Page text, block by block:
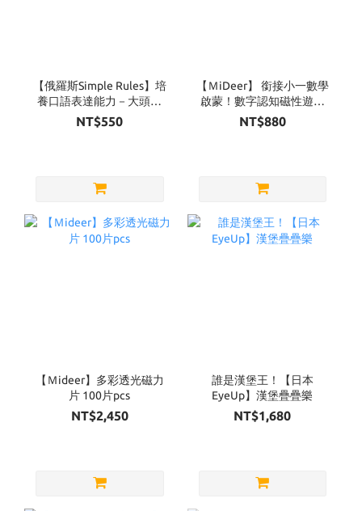
【俄羅斯Simple Rules】培
養口語表達能力－大頭娃
娃新中文版－強化STEAM
教育
NT$550
【ＭiDeer】 銜接小一數學
啟蒙！數字認知磁性遊戲
板
NT$880
【Ｍideer】多彩透光磁力
片 100片pcs
NT$2,450
誰是漢堡王！【日本
EyeUp】漢堡疊疊樂
NT$1,680